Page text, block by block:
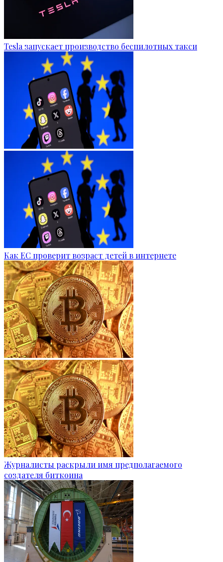
Tesla запускает производство беспилотных такси
Как ЕС проверит возраст детей в интернете
Журналисты раскрыли имя предполагаемого
создателя биткоина